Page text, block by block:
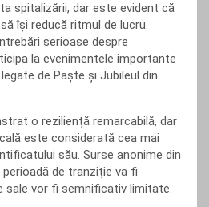
spitalizării, dar este evident că
își reducă ritmul de lucru.
serioase despre
la evenimentele importante
de Paște și Jubileul din
o reziliență remarcabilă, dar
este considerată cea mai
său. Surse anonime din
de tranziție va fi
sale vor fi semnificativ limitate.